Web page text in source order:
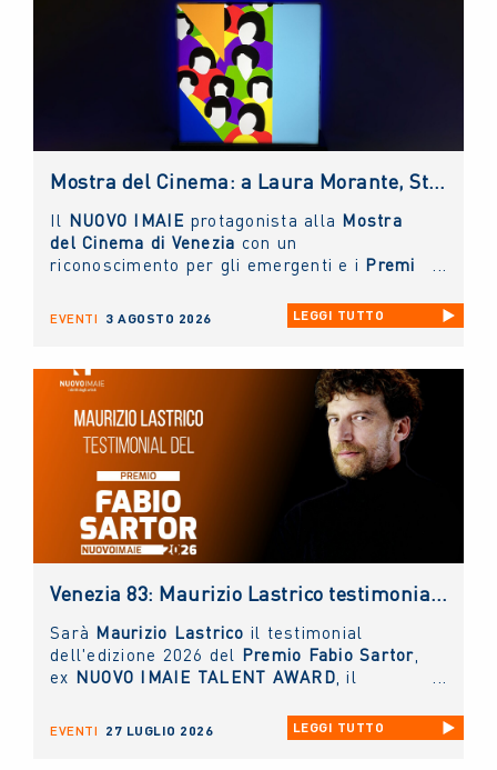
Mostra del Cinema: a Laura Morante, Stefania Rocca, Claudio Amendola e Sergio Rubini i Premi alla Carriera NUOVO IMAIE. Al Lido anche un riconoscimento ai giovani
Il NUOVO IMAIE protagonista alla Mostra
del Cinema di Venezia con un
riconoscimento per gli emergenti e i Premi
EVENTI 3 AGOSTO 2026 LEGGI TUTTO
Venezia 83: Maurizio Lastrico testimonial del Premio NUOVO IMAIE Fabio Sartor
Sarà Maurizio Lastrico il testimonial
dell'edizione 2026 del Premio Fabio Sartor
ex NUOVO IMAIE TALENT AWARD , il
, che la collecting
assegna per valorizzare il talento delle
EVENTI 27 LUGLIO 2026 LEGGI TUTTO